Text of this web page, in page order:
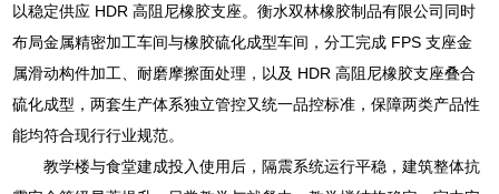
以稳定供应 HDR 高阻尼橡胶支座。衡水双林橡胶制品有限公司同时
布局金属精密加工车间与橡胶硫化成型车间，分工完成 FPS 支座金
属滑动构件加工、耐磨摩擦面处理，以及 HDR 高阻尼橡胶支座叠合
硫化成型，两套生产体系独立管控又统一品控标准，保障两类产品性
能均符合现行行业规范。
教学楼与食堂建成投入使用后，隔震系统运行平稳，建筑整体抗